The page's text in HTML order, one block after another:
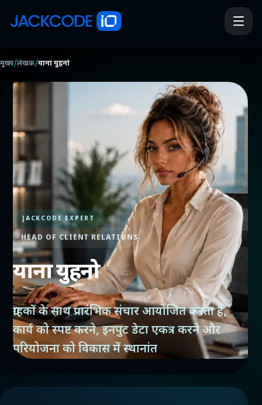
मुख्य/लेखक/याना युहनो
JACKCODE EXPERT
HEAD OF CLIENT RELATIONS
याना युहनो
ग्राहकों के साथ प्रारंभिक संचार आयोजित करता है,
कार्य को स्पष्ट करने, इनपुट डेटा एकत्र करने और
परियोजना को विकास में स्थानांत